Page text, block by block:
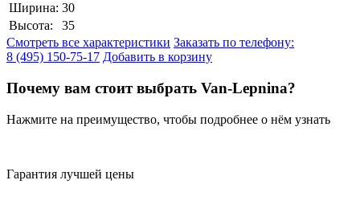
Ширина: 30
Высота:
35
Смотреть все характеристики Заказать по телефону:
8 (495) 150-75-17 Добавить в корзину
Почему вам стоит выбрать Van-Lepnina?
Нажмите на преимущество, чтобы подробнее о нём узнать
Гарантия лучшей цены